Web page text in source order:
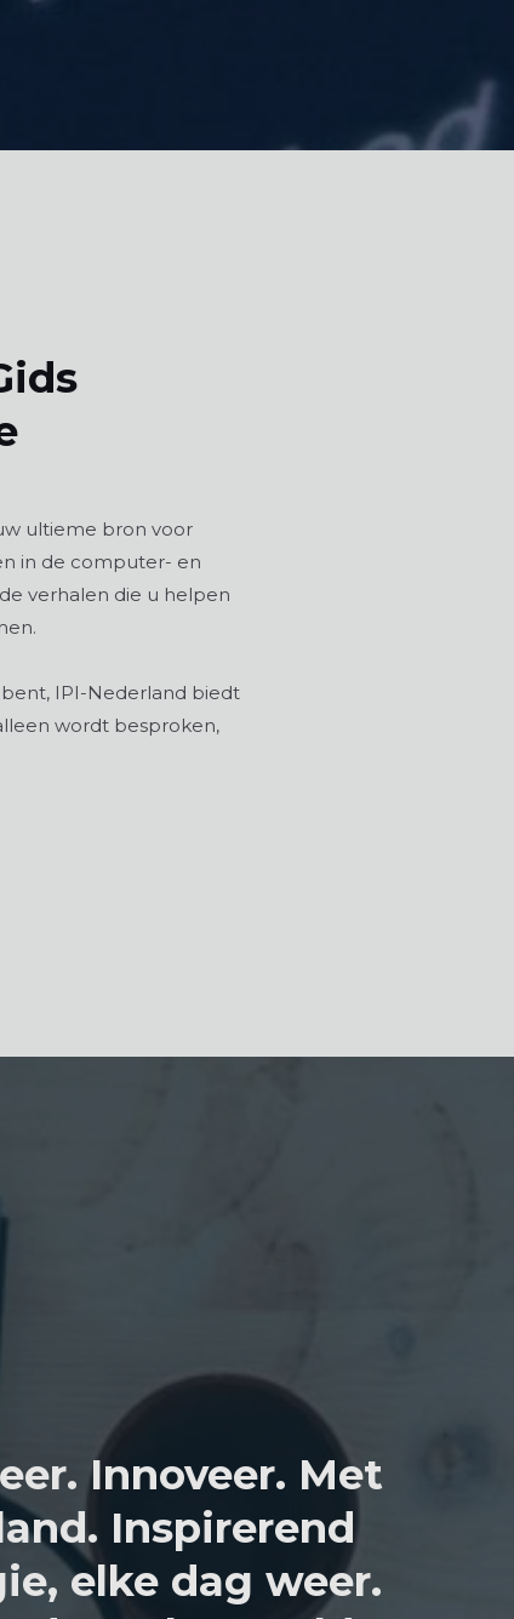
ultieme bron voor
in de computer- en
verhalen die u helpen
IPI-Nederland biedt
wordt besproken,
Innoveer. Met
Inspirerend
elke dag weer.